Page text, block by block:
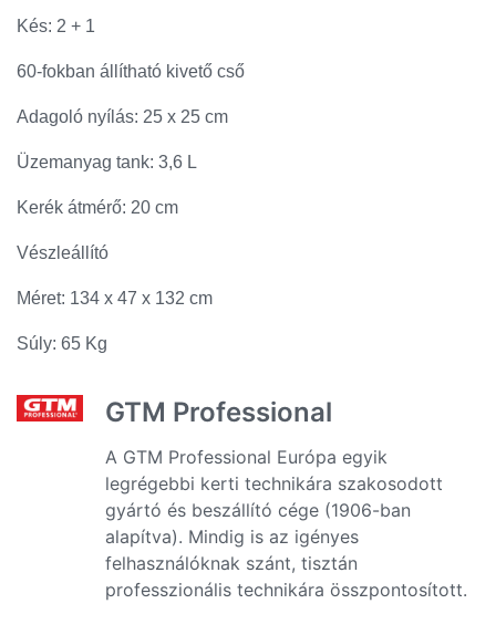
Kés: 2 + 1
60-fokban állítható kivető cső
Adagoló nyílás: 25 x 25 cm
Üzemanyag tank: 3,6 L
Kerék átmérő: 20 cm
Vészleállító
Méret: 134 x 47 x 132 cm
Súly: 65 Kg
GTM Professional
A GTM Professional Európa egyik
legrégebbi kerti technikára szakosodott
gyártó és beszállító cége (1906-ban
alapítva). Mindig is az igényes
felhasználóknak szánt, tisztán
professzionális technikára összpontosított.